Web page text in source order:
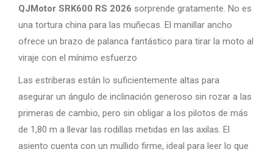
QJMotor SRK600 RS 2026 sorprende gratamente. No es
una tortura china para las muñecas. El manillar ancho
ofrece un brazo de palanca fantástico para tirar la moto al
viraje con el mínimo esfuerzo
Las estriberas están lo suficientemente altas para
asegurar un ángulo de inclinación generoso sin rozar a las
primeras de cambio, pero sin obligar a los pilotos de más
de 1,80 m a llevar las rodillas metidas en las axilas. El
asiento cuenta con un mullido firme, ideal para leer lo que